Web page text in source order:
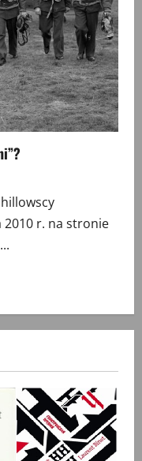
2010 r. na stronie